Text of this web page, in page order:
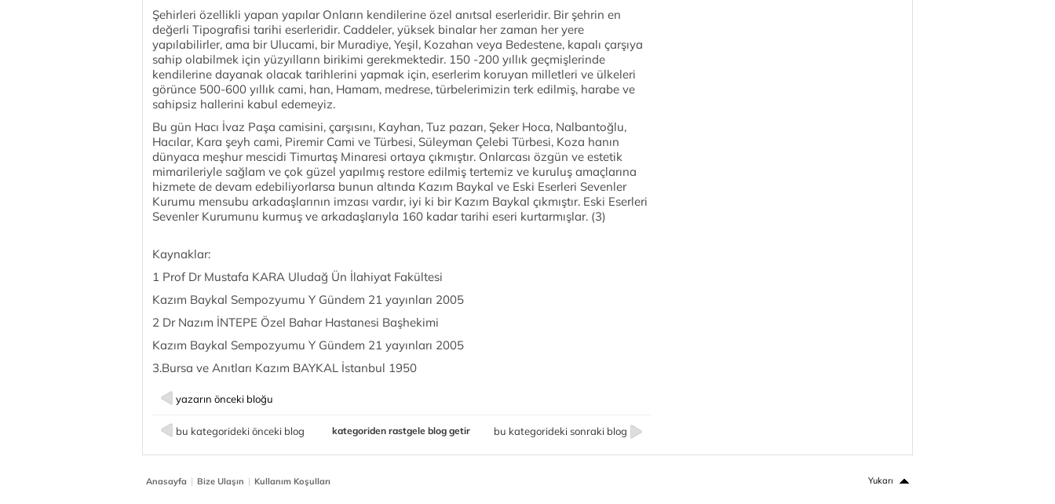
Şehirleri özellikli yapan yapılar Onların kendilerine özel anıtsal eserleridir. Bir şehrin en
değerli Tipografisi tarihi eserleridir. Caddeler, yüksek binalar her zaman her yere
yapılabilirler, ama bir Ulucami, bir Muradiye, Yeşil, Kozahan veya Bedestene, kapalı çarşıya
sahip olabilmek için yüzyılların birikimi gerekmektedir. 150 -200 yıllık geçmişlerinde
kendilerine dayanak olacak tarihlerini yapmak için, eserlerim koruyan milletleri ve ülkeleri
görünce 500-600 yıllık cami, han, Hamam, medrese, türbelerimizin terk edilmiş, harabe ve
sahipsiz hallerini kabul edemeyiz.
Bu gün Hacı İvaz Paşa camisini, çarşısını, Kayhan, Tuz pazarı, Şeker Hoca, Nalbantoğlu,
Hacılar, Kara şeyh cami, Piremir Cami ve Türbesi, Süleyman Çelebi Türbesi, Koza hanın
dünyaca meşhur mescidi Timurtaş Minaresi ortaya çıkmıştır. Onlarcası özgün ve estetik
mimarileriyle sağlam ve çok güzel yapılmış restore edilmiş tertemiz ve kuruluş amaçlarına
hizmete de devam edebiliyorlarsa bunun altında Kazım Baykal ve Eski Eserleri Sevenler
Kurumu mensubu arkadaşlarının imzası vardır, iyi ki bir Kazım Baykal çıkmıştır. Eski Eserleri
Sevenler Kurumunu kurmuş ve arkadaşlarıyla 160 kadar tarihi eseri kurtarmışlar. (3)
Kaynaklar:
1 Prof Dr Mustafa KARA Uludağ Ün İlahiyat Fakültesi
Kazım Baykal Sempozyumu Y Gündem 21 yayınları 2005
2 Dr Nazım İNTEPE Özel Bahar Hastanesi Başhekimi
Kazım Baykal Sempozyumu Y Gündem 21 yayınları 2005
3.Bursa ve Anıtları Kazım BAYKAL İstanbul 1950
yazarın önceki bloğu
bu kategorideki önceki blog bu kategorideki sonraki blog
kategoriden rastgele blog getir
Anasayfa | Bize Ulaşın | Kullanım Koşulları Yukarı